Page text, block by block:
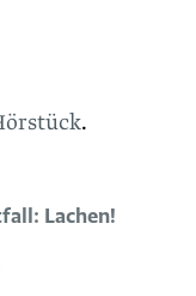
.
Lachen!